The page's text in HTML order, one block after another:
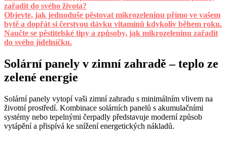
zařadit do svého života?
Objevte, jak jednoduše pěstovat mikrozeleninu přímo ve vašem
bytě a dopřát si čerstvou dávku vitamínů kdykoliv během roku.
Naučte se pěstitelské tipy a způsoby, jak mikrozeleninu zařadit
do svého jídelníčku.
Solární panely v zimní zahradě – teplo ze
zelené energie
Solární panely vytopí vaši zimní zahradu s minimálním vlivem na
životní prostředí. Kombinace solárních panelů s akumulačními
systémy nebo tepelnými čerpadly představuje moderní způsob
vytápění a přispívá ke snížení energetických nákladů.